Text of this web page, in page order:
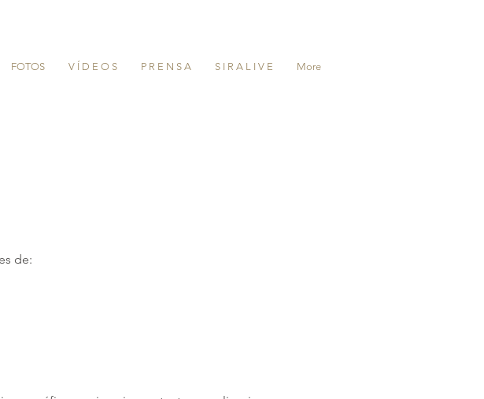
FOTOS V Í D E O S P R E N S A S I R A L I V E More
de: